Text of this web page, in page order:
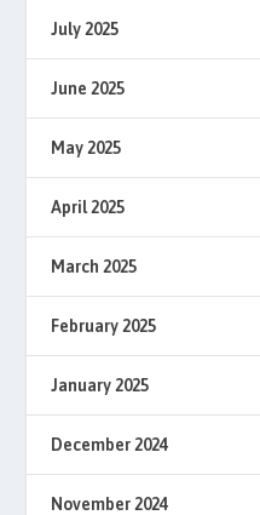
July 2025
June 2025
May 2025
April 2025
March 2025
February 2025
January 2025
December 2024
November 2024